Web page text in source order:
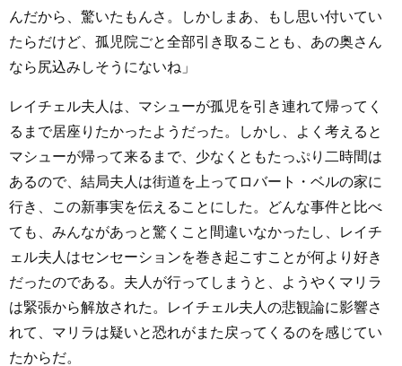
んだから、驚いたもんさ。しかしまあ、もし思い付いてい
たらだけど、孤児院ごと全部引き取ることも、あの奥さん
なら尻込みしそうにないね」
レイチェル夫人は、マシューが孤児を引き連れて帰ってく
るまで居座りたかったようだった。しかし、よく考えると
マシューが帰って来るまで、少なくともたっぷり二時間は
あるので、結局夫人は街道を上ってロバート・ベルの家に
行き、この新事実を伝えることにした。どんな事件と比べ
ても、みんながあっと驚くこと間違いなかったし、レイチ
ェル夫人はセンセーションを巻き起こすことが何より好き
だったのである。夫人が行ってしまうと、ようやくマリラ
は緊張から解放された。レイチェル夫人の悲観論に影響さ
れて、マリラは疑いと恐れがまた戻ってくるのを感じてい
たからだ。